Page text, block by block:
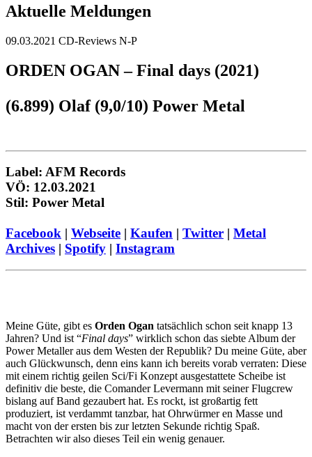
Aktuelle Meldungen
09.03.2021 CD-Reviews N-P
ORDEN OGAN – Final days (2021)
(6.899) Olaf (9,0/10) Power Metal
Label: AFM Records
VÖ: 12.03.2021
Stil: Power Metal
Facebook | Webseite | Kaufen | Twitter | Metal
Archives | Spotify | Instagram
Meine Güte, gibt es Orden Ogan tatsächlich schon seit knapp 13
Jahren? Und ist “Final days” wirklich schon das siebte Album der
Power Metaller aus dem Westen der Republik? Du meine Güte, aber
auch Glückwunsch, denn eins kann ich bereits vorab verraten: Diese
mit einem richtig geilen Sci/Fi Konzept ausgestattete Scheibe ist
definitiv die beste, die Comander Levermann mit seiner Flugcrew
bislang auf Band gezaubert hat. Es rockt, ist großartig fett
produziert, ist verdammt tanzbar, hat Ohrwürmer en Masse und
macht von der ersten bis zur letzten Sekunde richtig Spaß.
Betrachten wir also dieses Teil ein wenig genauer.